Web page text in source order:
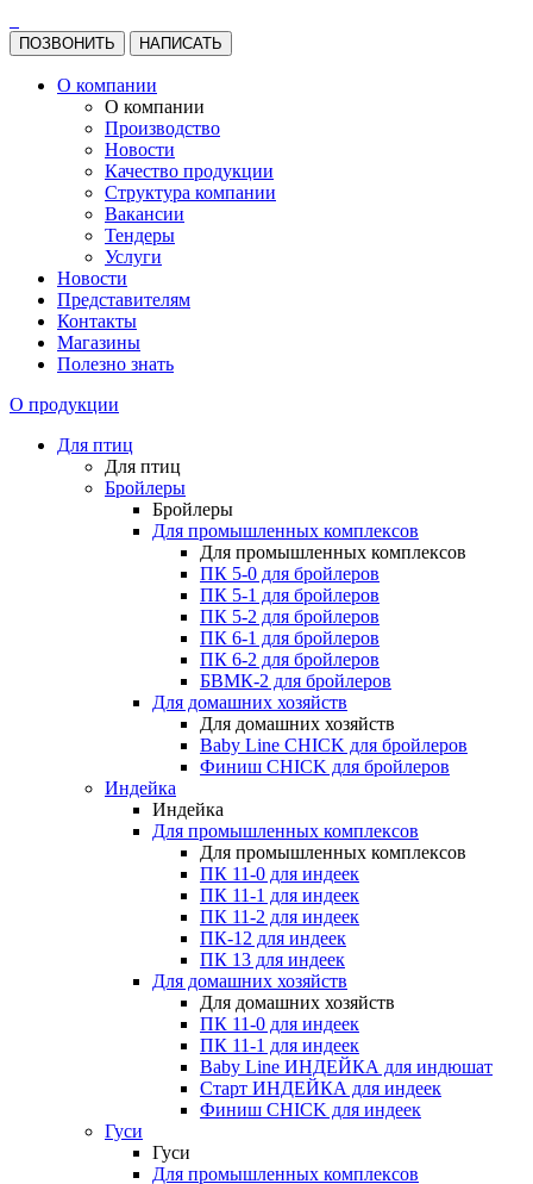
ПОЗВОНИТЬ НАПИСАТЬ
О компании
О компании
Производство
Новости
Качество продукции
Структура компании
Вакансии
Тендеры
Услуги
Новости
Представителям
Контакты
Магазины
Полезно знать
О продукции
Для птиц
Для птиц
Бройлеры
Бройлеры
Для промышленных комплексов
Для промышленных комплексов
ПК 5-0 для бройлеров
ПК 5-1 для бройлеров
ПК 5-2 для бройлеров
ПК 6-1 для бройлеров
ПК 6-2 для бройлеров
БВМК-2 для бройлеров
Для домашних хозяйств
Для домашних хозяйств
Baby Line CHICK для бройлеров
Финиш CHICK для бройлеров
Индейка
Индейка
Для промышленных комплексов
Для промышленных комплексов
ПК 11-0 для индеек
ПК 11-1 для индеек
ПК 11-2 для индеек
ПК-12 для индеек
ПК 13 для индеек
Для домашних хозяйств
Для домашних хозяйств
ПК 11-0 для индеек
ПК 11-1 для индеек
Baby Line ИНДЕЙКА для индюшат
Старт ИНДЕЙКА для индеек
Финиш CHICK для индеек
Гуси
Гуси
Для промышленных комплексов